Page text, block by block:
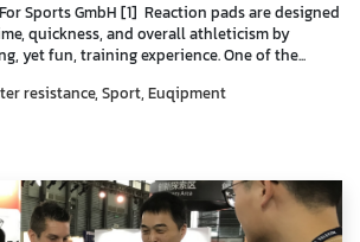
Sports GmbH [1] Reaction pads are designed
quickness, and overall athleticism by
yet fun, training experience. One of the...
resistance, Sport, Euqipment